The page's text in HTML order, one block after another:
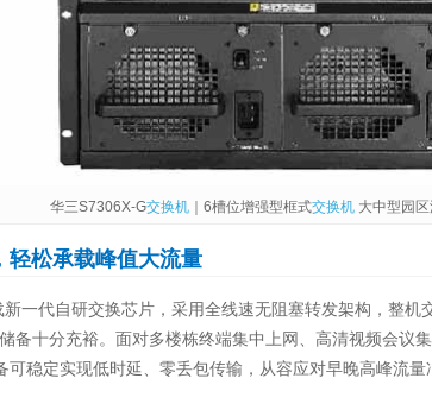
华三S7306X-G交换机｜6槽位增强型框式交换机大中型园区
轻松承载峰值大流量
一代自研交换芯片，采用全线速无阻塞转发架构，整
备十分充裕。面对多楼栋终端集中上网、高清视频会议
可稳定实现低时延、零丢包传输，从容应对早晚高峰流